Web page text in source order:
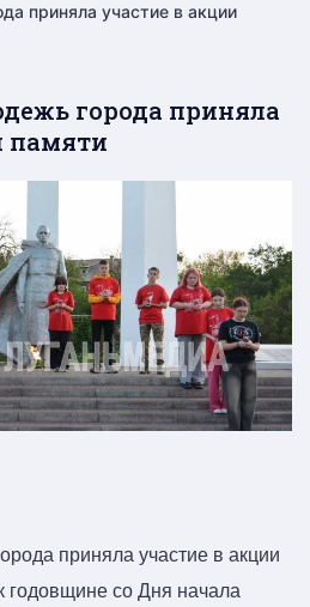
приняла участие в акции
города приняла
памяти
приняла участие в акции
годовщине со Дня начала